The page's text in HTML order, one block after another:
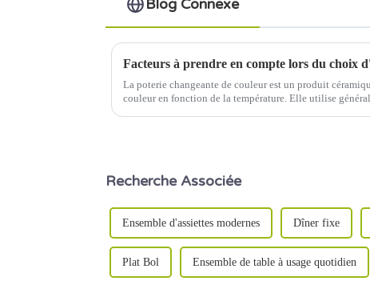
Blog Connexe
La poterie changeante de couleur est un produit
couleur en fonction de la température. Elle utilise
Recherche Associée
Ensemble d'assiettes modernes Dîner fixe
Plat Bol Ensemble de table à usage quotidien